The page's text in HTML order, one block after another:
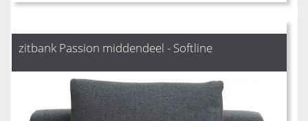
zitbank Passion middendeel - Softline